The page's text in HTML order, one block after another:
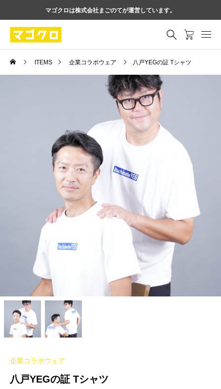
マゴクロは株式会社まごのてが運営しています。
ITEMS 企業コラボウェア 八戸YEGの証 Tシャツ
企業コラボウェア
八戸YEGの証 Tシャツ